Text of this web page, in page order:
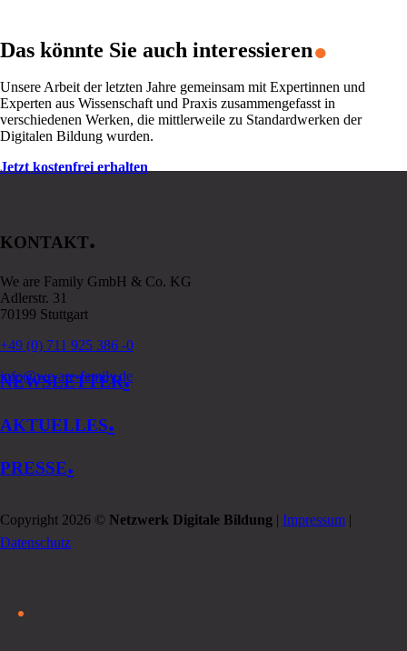
Das könnte Sie auch interessieren.
Unsere Arbeit der letzten Jahre gemeinsam mit Expertinnen und
Experten aus Wissenschaft und Praxis zusammengefasst in
verschiedenen Werken, die mittlerweile zu Standardwerken der
Digitalen Bildung wurden.
Jetzt kostenfrei erhalten
KONTAKT.
We are Family GmbH & Co. KG
Adlerstr. 31
70199 Stuttgart
+49 (0) 711 925 386 -0
info@we-are-family.de
NEWSLETTER.
AKTUELLES.
PRESSE.
Copyright 2026 © Netzwerk Digitale Bildung | Impressum |
Datenschutz